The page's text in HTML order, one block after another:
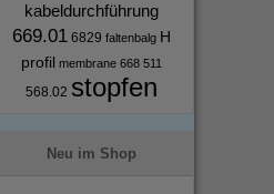
kabeldurchführung
669.01 6829 faltenbalg H
profil membrane 668 511
568.02 stopfen
Neu im Shop